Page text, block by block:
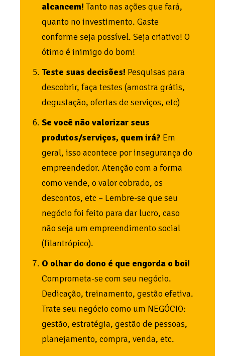
alcancem! Tanto nas ações que fará,
quanto no investimento. Gaste
conforme seja possível. Seja criativo! O
ótimo é inimigo do bom!
Teste suas decisões! Pesquisas para
descobrir, faça testes (amostra grátis,
degustação, ofertas de serviços, etc)
Se você não valorizar seus
produtos/serviços, quem irá? Em
geral, isso acontece por insegurança do
empreendedor. Atenção com a forma
como vende, o valor cobrado, os
descontos, etc – Lembre-se que seu
negócio foi feito para dar lucro, caso
não seja um empreendimento social
(filantrópico).
O olhar do dono é que engorda o boi!
Comprometa-se com seu negócio.
Dedicação, treinamento, gestão efetiva.
Trate seu negócio como um NEGÓCIO:
gestão, estratégia, gestão de pessoas,
planejamento, compra, venda, etc.